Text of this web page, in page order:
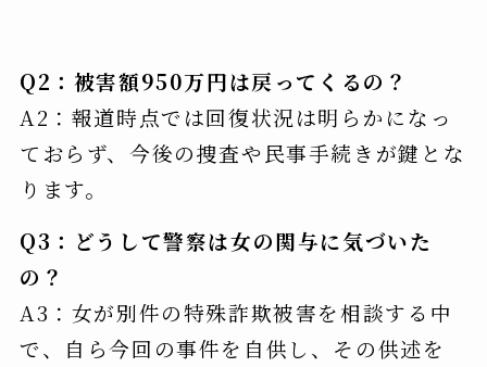
Q2：被害額950万円は戻ってくるの？
A2：報道時点では回復状況は明らかになっ
ておらず、今後の捜査や民事手続きが鍵とな
ります。
Q3：どうして警察は女の関与に気づいた
の？
A3：女が別件の特殊詐欺被害を相談する中
で、自ら今回の事件を自供し、その供述を